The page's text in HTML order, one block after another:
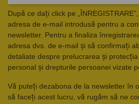
După ce dați click pe
adresa de e-mail introdusă pentru a
newsletter. Pentru a finaliza
adresa dvs. de e-mail și să confirmați
detaliate despre prelucrarea și
personal și drepturile persoanei vizate
Vă puteți dezabona de la newsletter în
să faceți acest lucru, vă rugăm să ne